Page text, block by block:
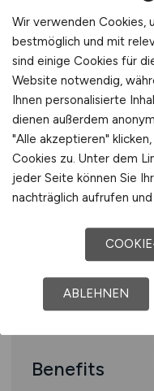
Sie sind
Sie besitzen
Sie verfügen
Erfahrung in
Sie zeichnen
an Empathie,
Sie haben
Arbeit und
ambulanter
Idealerweise
Benefits
Wir verwenden Cookies,
bestmöglich und mit
sind einige Cookies für
Website notwendig,
Ihnen personalisierte
dienen außerdem
"Alle akzeptieren"
Cookies zu. Unter dem
jeder Seite können Sie
nachträglich aufrufen und
ABLEHNEN